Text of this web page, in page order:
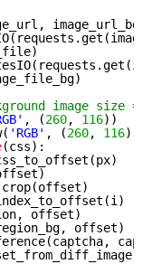
image size =
, (260, 116))
'RGB' , (260, 116))
(css):
offset)
offset)